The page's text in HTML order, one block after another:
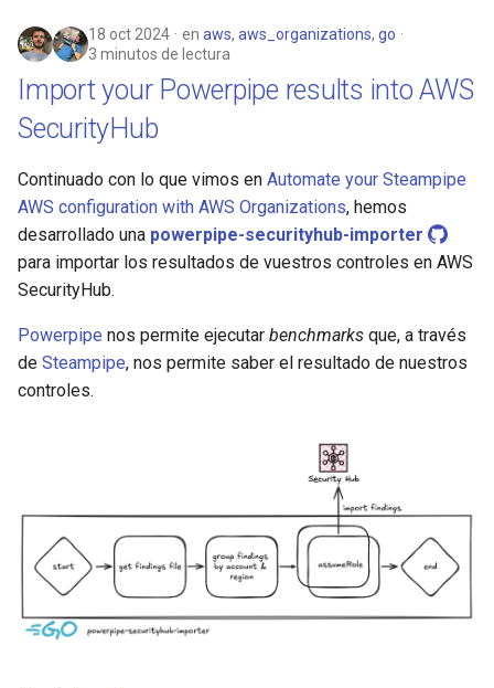
18 oct 2024 en aws, aws_organizations, go
3 minutos de lectura
Import your Powerpipe results into AWS
SecurityHub
Continuado con lo que vimos en Automate your Steampipe
AWS configuration with AWS Organizations, hemos
desarrollado una powerpipe-securityhub-importer
para importar los resultados de vuestros controles en AWS
SecurityHub.
Powerpipe nos permite ejecutar benchmarks que, a través
de Steampipe, nos permite saber el resultado de nuestros
controles.